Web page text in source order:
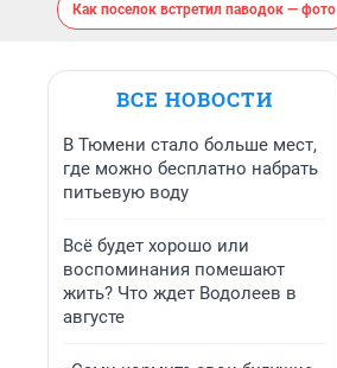
Как поселок встретил паводок — фото
ВСЕ НОВОСТИ
В Тюмени стало больше мест,
где можно бесплатно набрать
питьевую воду
Всё будет хорошо или
воспоминания помешают
жить? Что ждет Водолеев в
августе